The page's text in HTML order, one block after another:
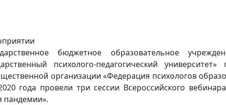
бюджетное образовательное
психолого-педагогический
организации «Федерация психологов
года провели три сессии Всероссийского
пандемии».